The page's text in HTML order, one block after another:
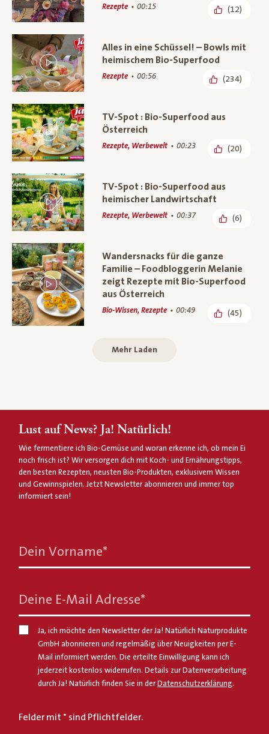
Rezepte 00:15 (12)
Alles in eine Schüssel! – Bowls mit
heimischem Bio-Superfood
Rezepte 00:56 (234)
TV-Spot : Bio-Superfood aus
Österreich
Rezepte, Werbewelt 00:23 (20)
TV-Spot : Bio-Superfood aus
heimischer Landwirtschaft
Rezepte, Werbewelt 00:37 (6)
Wandersnacks für die ganze
Familie – Foodbloggerin Melanie
zeigt Rezepte mit Bio-Superfood
aus Österreich
Bio-Wissen, Rezepte 00:49 (45)
Mehr Laden
Lust auf News? Ja! Natürlich!
Wie fermentiere ich Bio-Gemüse und woran erkenne ich, ob mein Ei
noch frisch ist? Wir versorgen dich mit Koch- und Ernährungstipps,
den besten Rezepten, neusten Bio-Produkten, exklusivem Wissen
und Gewinnspielen. Jetzt Newsletter abonnieren und immer top
informiert sein!
Dein Vorname*
Deine E-Mail Adresse*
Ja, ich möchte den Newsletter der Ja! Natürlich Naturprodukte
GmbH abonnieren und regelmäßig über Neuigkeiten per E-
Mail informiert werden. Die erteilte Einwilligung kann ich
jederzeit kostenlos widerrufen. Details zur Datenverarbeitung
durch Ja! Natürlich finden Sie in der Datenschutzerklärung.
Felder mit * sind Pflichtfelder.